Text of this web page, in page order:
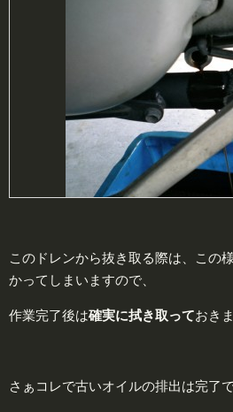
このドレンから抜き取る際は、この
かってしまいますので、
作業完了後は確実に拭き取っておき
さぁコレで古いオイルの排出は完了で